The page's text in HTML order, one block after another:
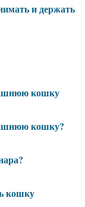
и держать
кошку
кошку?
кошку